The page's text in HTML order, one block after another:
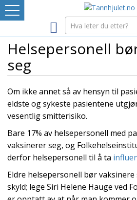
LEVERANDØRREGISTER
TANNBLOGGEN
MEDIA-INFO
INTERNETT-RESSURSER
Avtaleboken
Ditt Tannhjul
Helsepersonell
seg
Om ikke annet så av hensyn til
eldste og sykeste pasientene
vesentlig smitterisiko.
Bare 17% av helsepersonell med
vaksinerer seg, og
derfor helsepersonell til å ta
Eldre helsepersonell bør
skyld; lege Siri Helene Hauge ved
Logg inn
Mistet ditt